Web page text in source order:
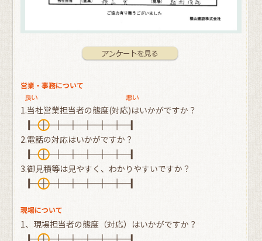
営業・事務について
1.当社営業担当者の態度(対応)はいかがですか？
2.電話の対応はいかがですか？
3.御見積等は見やすく、わかりやすいですか？
現場について
1、現場担当者の態度（対応）はいかがですか？